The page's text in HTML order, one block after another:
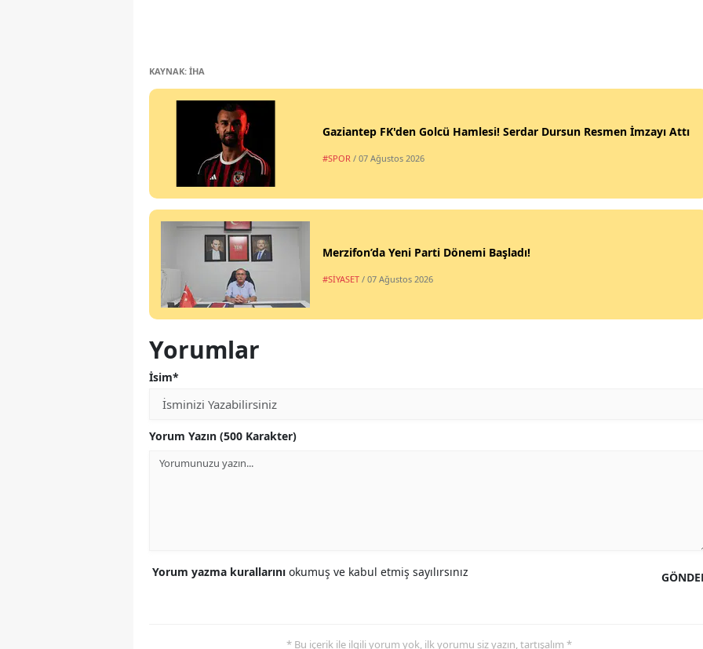
KAYNAK: İHA
Gaziantep FK'den Golcü Hamlesi! Serdar Dursun Resmen İmzayı Attı
#SPOR / 07 Ağustos 2026
Merzifon’da Yeni Parti Dönemi Başladı!
#SİYASET / 07 Ağustos 2026
Yorumlar
İsim*
Yorum Yazın (500 Karakter)
Yorum yazma kurallarını okumuş ve kabul etmiş sayılırsınız
* Bu içerik ile ilgili yorum yok, ilk yorumu siz yazın, tartışalım *